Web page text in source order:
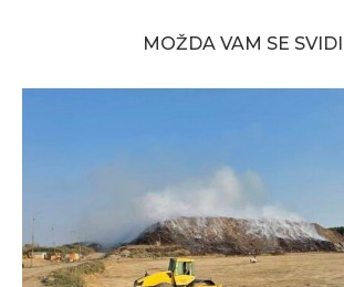
MOŽDA VAM SE SVIDI I